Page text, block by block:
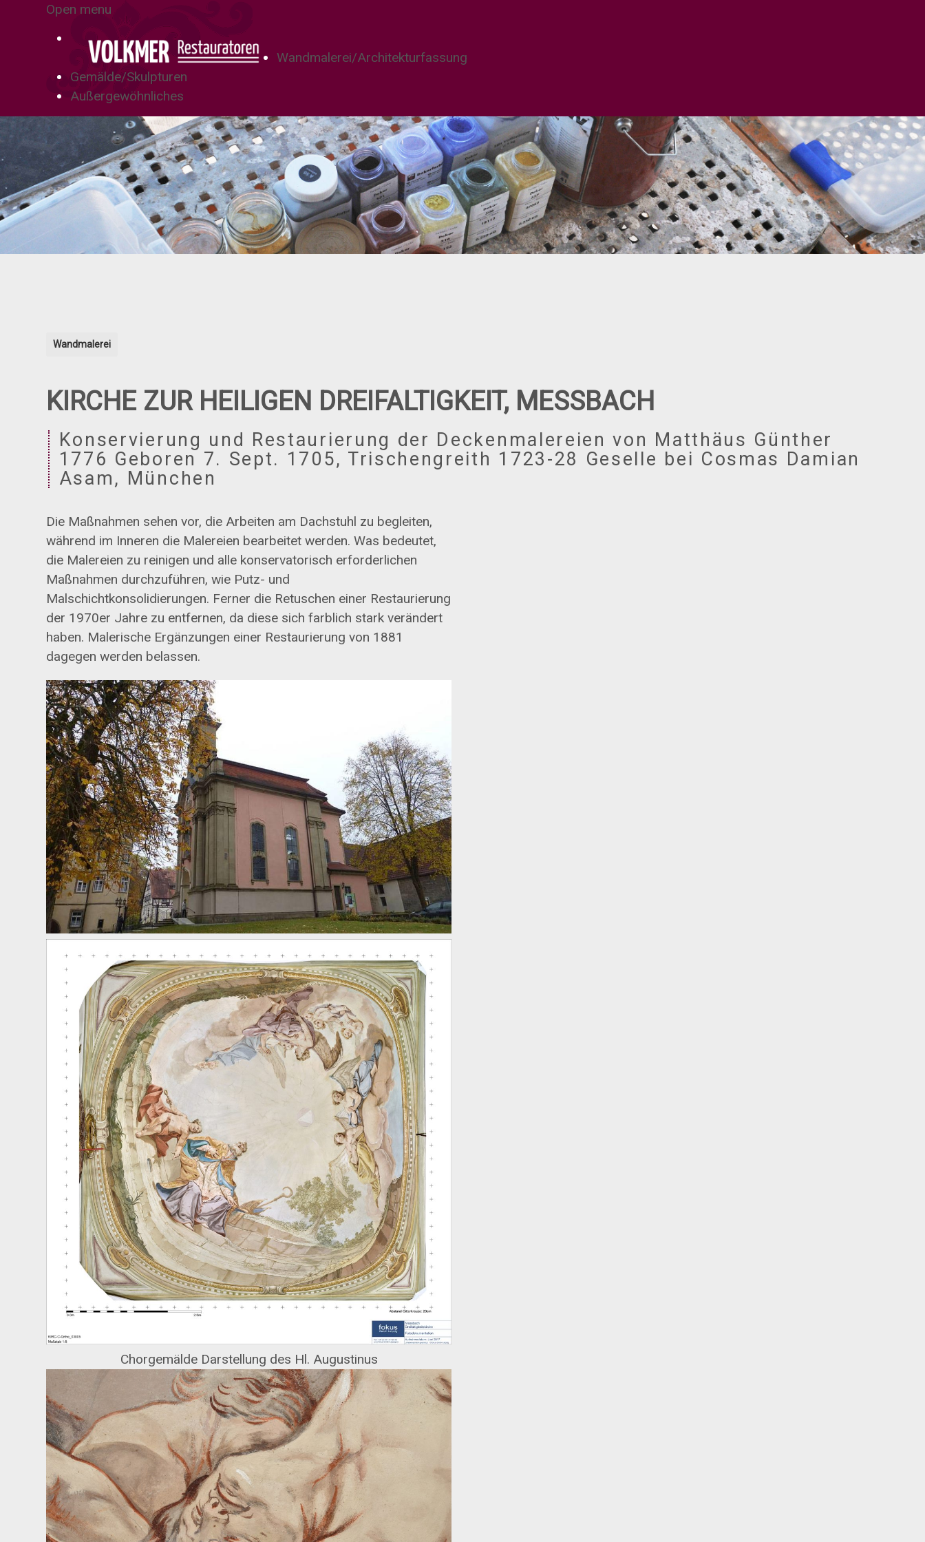
Open menu
Wandmalerei/Architekturfassung
Gemälde/Skulpturen
Außergewöhnliches
Wandmalerei
KIRCHE ZUR HEILIGEN DREIFALTIGKEIT, MESSBACH
Konservierung und Restaurierung der Deckenmalereien von Matthäus Günther
1776 Geboren 7. Sept. 1705, Trischengreith 1723-28 Geselle bei Cosmas Damian
Asam, München
Die Maßnahmen sehen vor, die Arbeiten am Dachstuhl zu begleiten,
während im Inneren die Malereien bearbeitet werden. Was bedeutet,
die Malereien zu reinigen und alle konservatorisch erforderlichen
Maßnahmen durchzuführen, wie Putz- und
Malschichtkonsolidierungen. Ferner die Retuschen einer Restaurierung
der 1970er Jahre zu entfernen, da diese sich farblich stark verändert
haben. Malerische Ergänzungen einer Restaurierung von 1881
dagegen werden belassen.
Chorgemälde Darstellung des Hl. Augustinus